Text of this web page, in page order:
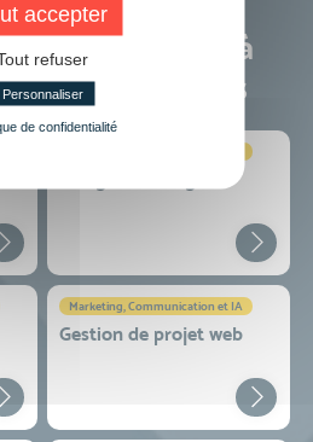
courtes (et à
plus populaires
Marketing, Communication et IA
Gestion de projet web
accepter
refuser
Personnaliser
de confidentialité